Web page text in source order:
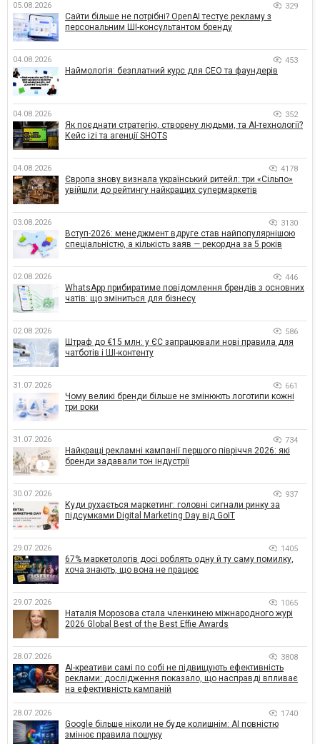
05.08.2026 329
Сайти більше не потрібні? OpenAI тестує рекламу з
персональним ШІ-консультантом бренду
04.08.2026 453
Наймологія: безплатний курс для CEO та фаундерів
04.08.2026 352
Як поєднати стратегію, створену людьми, та AI-технології?
Кейс izi та агенції SHOTS
04.08.2026 4178
Європа знову визнала український ритейл: три «Сільпо»
увійшли до рейтингу найкращих супермаркетів
03.08.2026 3130
Вступ-2026: менеджмент вдруге став найпопулярнішою
спеціальністю, а кількість заяв — рекордна за 5 років
02.08.2026 446
WhatsApp прибиратиме повідомлення брендів з основних
чатів: що зміниться для бізнесу
02.08.2026 586
Штраф до €15 млн: у ЄС запрацювали нові правила для
чатботів і ШІ-контенту
31.07.2026 661
Чому великі бренди більше не змінюють логотипи кожні
три роки
31.07.2026 734
Найкращі рекламні кампанії першого півріччя 2026: які
бренди задавали тон індустрії
30.07.2026 937
Куди рухається маркетинг: головні сигнали ринку за
підсумками Digital Marketing Day від GoIT
29.07.2026 1405
67% маркетологів досі роблять одну й ту саму помилку,
хоча знають, що вона не працює
29.07.2026 1065
Наталія Морозова стала членкинею міжнародного журі
2026 Global Best of the Best Effie Awards
28.07.2026 3808
AI-креативи самі по собі не підвищують ефективність
реклами: дослідження показало, що насправді впливає
на ефективність кампаній
28.07.2026 1740
Google більше ніколи не буде колишнім: AI повністю
змінює правила пошуку